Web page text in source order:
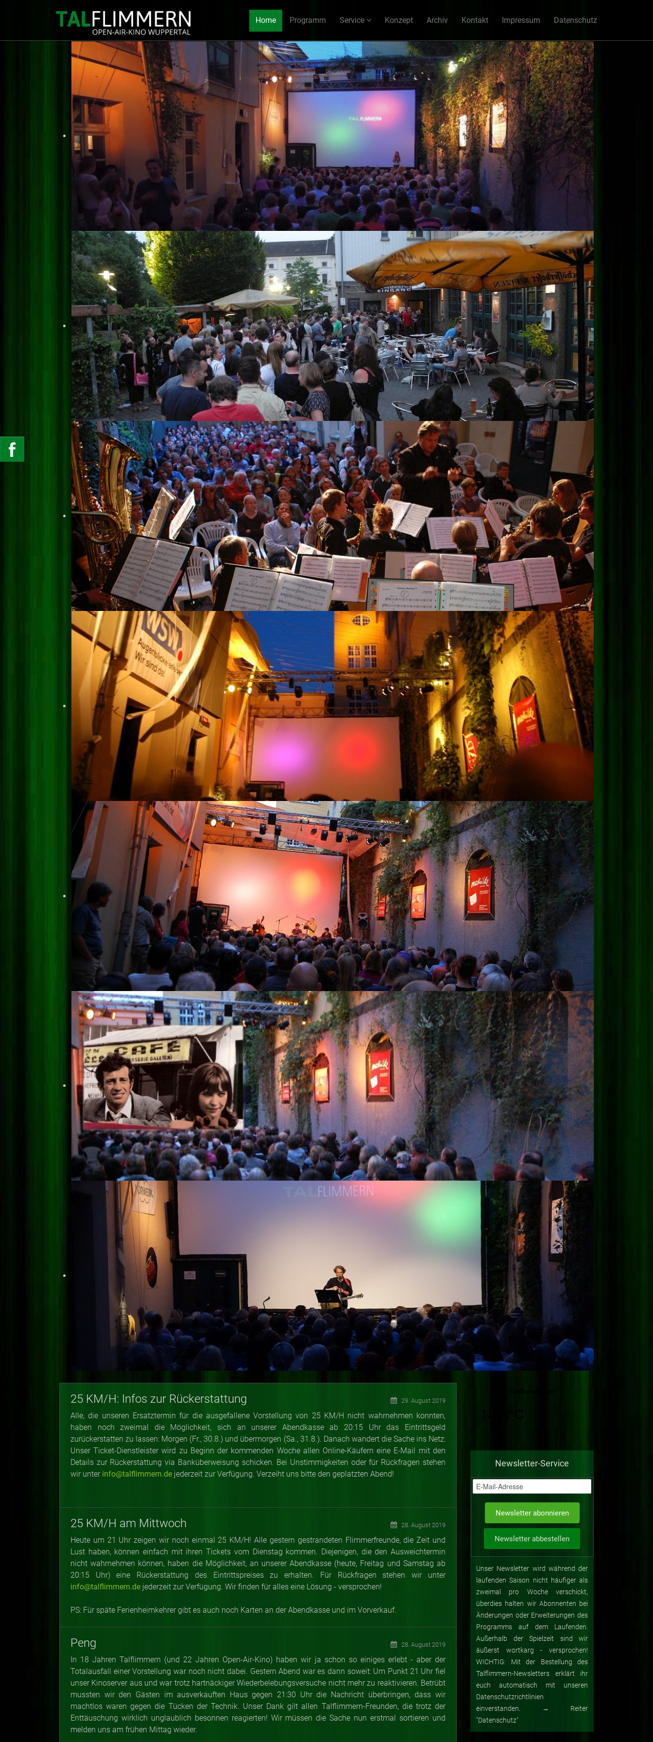
Home Programm Service Konzept Archiv Kontakt Impressum Datenschutz
25 KM/H: Infos zur Rückerstattung 29. August 2019
Alle, die unseren Ersatztermin für die ausgefallene Vorstellung von 25 KM/H nicht wahrnehmen konnten,
haben noch zweimal die Möglichkeit, sich an unserer Abendkasse ab 20:15 Uhr das Eintrittsgeld
zurückerstatten zu lassen: Morgen (Fr., 30.8.) und übermorgen (Sa., 31.8.). Danach wandert die Sache ins Netz:
Unser Ticket-Dienstleister wird zu Beginn der kommenden Woche allen Online-Käufern eine E-Mail mit den
Details zur Rückerstattung via Banküberweisung schicken. Bei Unstimmigkeiten oder für Rückfragen stehen
wir unter info@talflimmern.de jederzeit zur Verfügung. Verzeiht uns bitte den geplatzten Abend!
25 KM/H am Mittwoch 28. August 2019
Heute um 21 Uhr zeigen wir noch einmal 25 KM/H! Alle gestern gestrandeten Flimmerfreunde, die Zeit und
Lust haben, können einfach mit ihren Tickets vom Dienstag kommen. Diejenigen, die den Ausweichtermin
nicht wahrnehmen können, haben die Möglichkeit, an unserer Abendkasse (heute, Freitag und Samstag ab
20:15 Uhr) eine Rückerstattung des Eintrittspreises zu erhalten. Für Rückfragen stehen wir unter
info@talflimmern.de jederzeit zur Verfügung. Wir finden für alles eine Lösung - versprochen!
PS: Für späte Ferienheimkehrer gibt es auch noch Karten an der Abendkasse und im Vorverkauf.
Peng 28. August 2019
In 18 Jahren Talflimmern (und 22 Jahren Open-Air-Kino) haben wir ja schon so einiges erlebt - aber der
Totalausfall einer Vorstellung war noch nicht dabei. Gestern Abend war es dann soweit: Um Punkt 21 Uhr fiel
unser Kinoserver aus und war trotz hartnäckiger Wiederbelebungsversuche nicht mehr zu reaktivieren. Betrübt
mussten wir den Gästen im ausverkauften Haus gegen 21:30 Uhr die Nachricht überbringen, dass wir
machtlos waren gegen die Tücken der Technik. Unser Dank gilt allen Talflimmern-Freunden, die trotz der
Enttäuschung wirklich unglaublich besonnen reagierten! Wir müssen die Sache nun erstmal sortieren und
melden uns am frühen Mittag wieder.
Newsletter-Service
Unser Newsletter wird während der
laufenden Saison nicht häufiger als
zweimal pro Woche verschickt,
überdies halten wir Abonnenten bei
Änderungen oder Erweiterungen des
Programms auf dem Laufenden.
Außerhalb der Spielzeit sind wir
äußerst wortkarg - versprochen!
WICHTIG: Mit der Bestellung des
Talflimmern-Newsletters erklärt ihr
euch automatisch mit unseren
Datenschutzrichtlinien
einverstanden. → Reiter
"Datenschutz"